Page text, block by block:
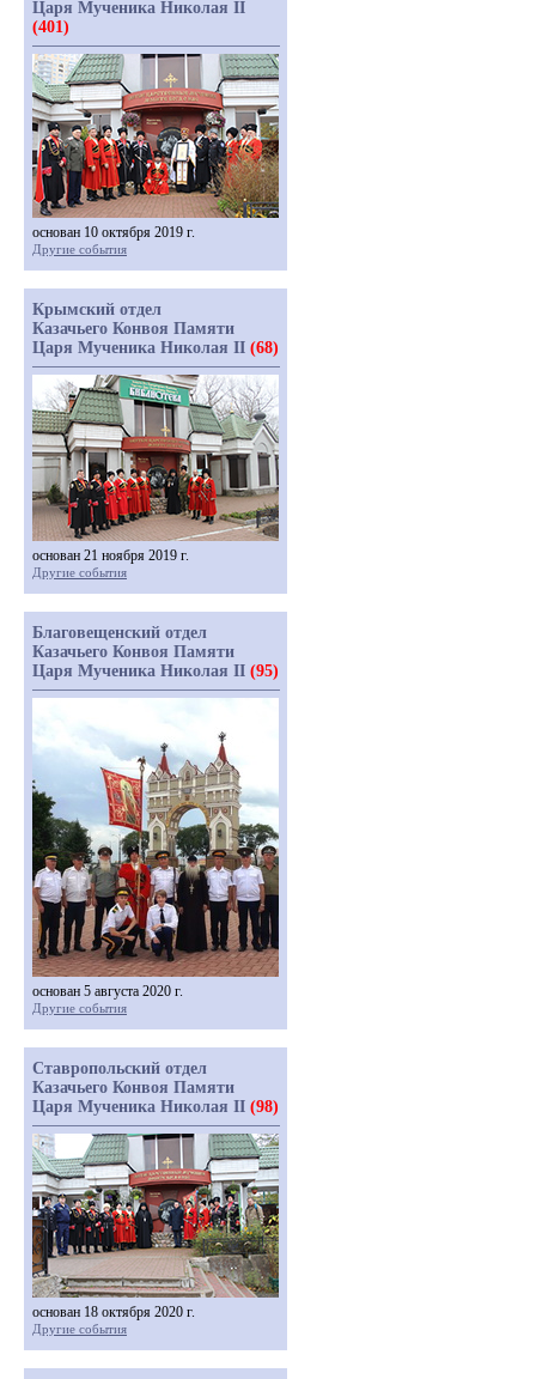
Царя Мученика Николая II
(401)
основан 10 октября 2019 г.
Другие события
Крымский отдел
Казачьего Конвоя Памяти
Царя Мученика Николая II (68)
основан 21 ноября 2019 г.
Другие события
Благовещенский отдел
Казачьего Конвоя Памяти
Царя Мученика Николая II (95)
основан 5 августа 2020 г.
Другие события
Ставропольский отдел
Казачьего Конвоя Памяти
Царя Мученика Николая II (98)
основан 18 октября 2020 г.
Другие события